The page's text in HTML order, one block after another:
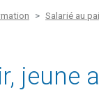
Salarié au
jeune